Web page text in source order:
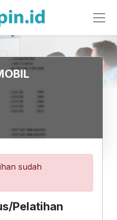
sudah
Pelatihan